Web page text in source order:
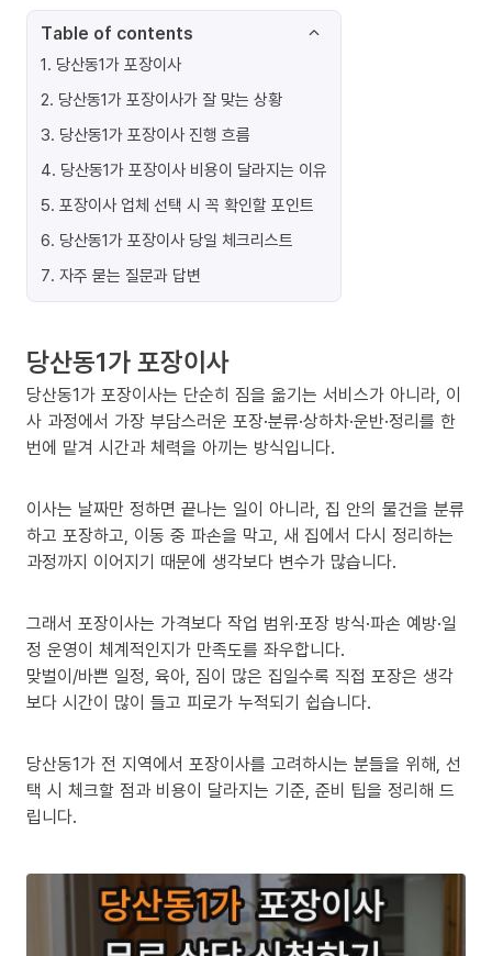
Table of contents
1. 당산동1가 포장이사
2. 당산동1가 포장이사가 잘 맞는 상황
3. 당산동1가 포장이사 진행 흐름
4. 당산동1가 포장이사 비용이 달라지는 이유
5. 포장이사 업체 선택 시 꼭 확인할 포인트
6. 당산동1가 포장이사 당일 체크리스트
7. 자주 묻는 질문과 답변
당산동1가 포장이사
당산동1가 포장이사는 단순히 짐을 옮기는 서비스가 아니라, 이
사 과정에서 가장 부담스러운 포장·분류·상하차·운반·정리를 한
번에 맡겨 시간과 체력을 아끼는 방식입니다.
이사는 날짜만 정하면 끝나는 일이 아니라, 집 안의 물건을 분류
하고 포장하고, 이동 중 파손을 막고, 새 집에서 다시 정리하는
과정까지 이어지기 때문에 생각보다 변수가 많습니다.
그래서 포장이사는 가격보다 작업 범위·포장 방식·파손 예방·일
정 운영이 체계적인지가 만족도를 좌우합니다.
맞벌이/바쁜 일정, 육아, 짐이 많은 집일수록 직접 포장은 생각
보다 시간이 많이 들고 피로가 누적되기 쉽습니다.
당산동1가 전 지역에서 포장이사를 고려하시는 분들을 위해, 선
택 시 체크할 점과 비용이 달라지는 기준, 준비 팁을 정리해 드
립니다.